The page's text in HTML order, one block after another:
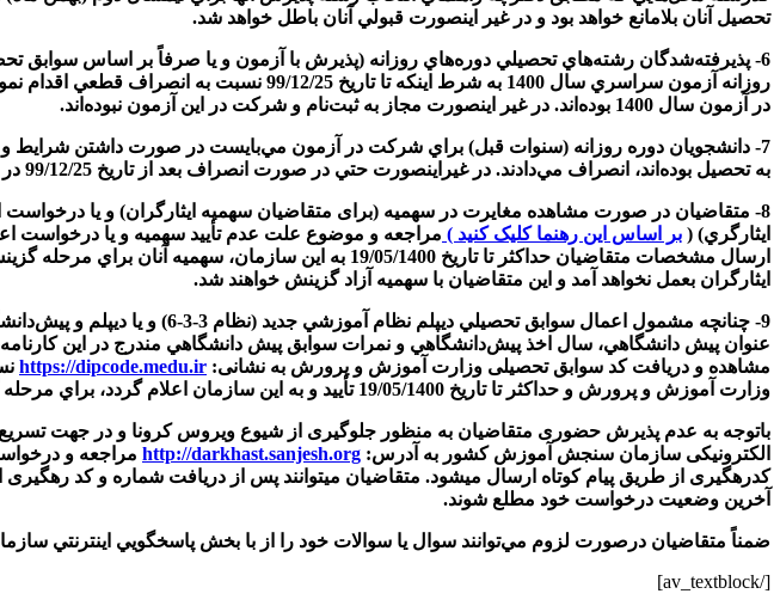
تحصيل آنان بلامانع خواهد بود و در غير اينصورت قبولي آنان باطل خواهد شد.
روزانه آزمون سراسري سال 1400 به شرط اينكه
در آزمون سال 1400 بوده‌اند. در غير اينصورت مجاز به ثبت‌نام و شركت در اين آزمون نبوده‌اند.
به تحصيل بوده‌اند، انصراف مي‌دادند. در غيراينصورت حتي در صورت انصراف بعد از تاريخ 99/12/25 در صورت قبولي در اين آزمون، قبولي آنها باطل خواهد شد.
ايثارگري) ( بر اساس این رهنما کلیک کنید ) مراجعه و موضوع علت عدم تأييد سهميه و يا درخواست
ايثارگران بعمل نخواهد آمد و اين متقاضيان با سهميه آزاد گزينش خواهند شد.
9- چنانچه مشمول اعمال سوابق
مشاهده و دریافت کد سوابق تحصیلی وزارت آموزش و پرورش به نشانی: https://dipcode.medu.ir
وزارت آموزش و پرورش و حداکثر تا تاریخ 19/05/1400 تأیید و به این سازمان اعلام گردد، براي مرحله گزينش نهايي اعمال خواهد شد در غیر اینصورت اقدامی به عمل نخواهد آمد.
باتوجه به عدم پذیرش حضوری متقاضیان به منظور جلوگیری از شیوع ویروس کرونا و در جهت
الکترونیکی سازمان سنجش آموزش کشور به آدرس: http://darkhast.sanjesh.org مراجعه و
کدرهگیری از طریق پیام کوتاه ارسال می­شود. متقاضیان می­توانند پس از دریافت شماره و کد رهگیری
آخرین وضعیت درخواست خود مطلع شوند.
ضمناً متقاضیان درصورت لزوم مي‌توانند سوال يا سوالات خود را از با بخش پاسخگويي اينترنتي سازمان سنجش آموزش
[/av_textblock]